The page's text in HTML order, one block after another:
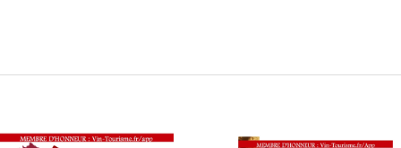
œnotouristique : interviews au salon Millésime Bio